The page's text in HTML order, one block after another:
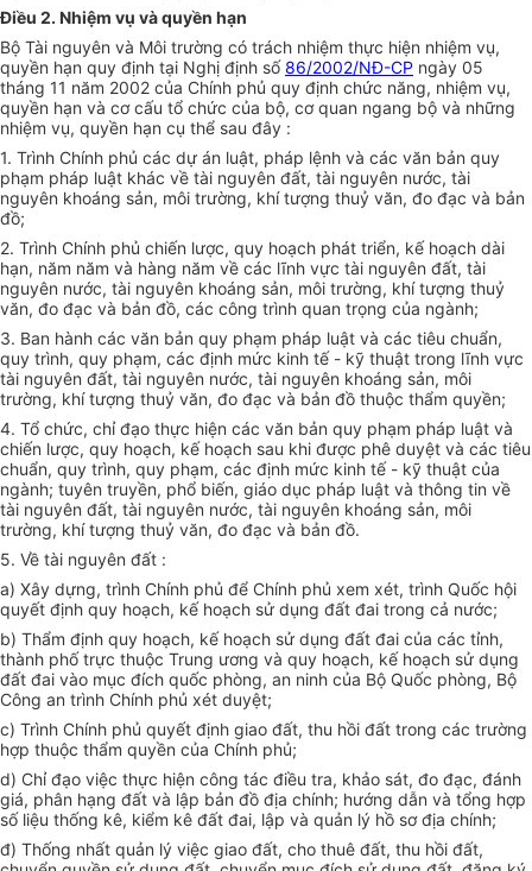
Điều 2. Nhiệm vụ và quyền hạn
Bộ Tài nguyên và Môi trường có trách nhiệm thực hiện nhiệm vụ,
quyền hạn quy định tại Nghị định số86/2002/NĐ-CP ngày 05
tháng 11 năm 2002 của Chính phủ quy định chức năng, nhiệm vụ,
quyền hạn và cơ cấu tổ chức của bộ, cơ quan ngang bộ và những
nhiệm vụ, quyền hạn cụ thể sau đây :
1. Trình Chính phủ các dự án luật, pháp lệnh và các văn bản quy
phạm pháp luật khác về tài nguyên đất, tài nguyên nước, tài
nguyên khoáng sản, môi trường, khí tượng thuỷ văn, đo đạc và bản
đồ;
2. Trình Chính phủ chiến lược, quy hoạch phát triển, kế hoạch dài
hạn, năm năm và hàng năm về các lĩnh vực tài nguyên đất, tài
nguyên nước, tài nguyên khoáng sản, môi trường, khí tượng thuỷ
văn, đo đạc và bản đồ, các công trình quan trọng của ngành;
3. Ban hành các văn bản quy phạm pháp luật và các tiêu chuẩn,
quy trình, quy phạm, các định mức kinh tế - kỹ thuật trong lĩnh vực
tài nguyên đất, tài nguyên nước, tài nguyên khoáng sản, môi
trường, khí tượng thuỷ văn, đo đạc và bản đồ thuộc thẩm quyền;
4. Tổ chức, chỉ đạo thực hiện các văn bản quy phạm pháp luật và
chiến lược, quy hoạch, kế hoạch sau khi được phê duyệt và các tiêu
chuẩn, quy trình, quy phạm, các định mức kinh tế - kỹ thuật của
ngành; tuyên truyền, phổ biến, giáo dục pháp luật và thông tin về
tài nguyên đất, tài nguyên nước, tài nguyên khoáng sản, môi
trường, khí tượng thuỷ văn, đo đạc và bản đồ.
5. Về tài nguyên đất :
a) Xây dựng, trình Chính phủ để Chính phủ xem xét, trình Quốc hội
quyết định quy hoạch, kế hoạch sử dụng đất đai trong cả nước;
b) Thẩm định quy hoạch, kế hoạch sử dụng đất đai của các tỉnh,
thành phố trực thuộc Trung ương và quy hoạch, kế hoạch sử dụng
đất đai vào mục đích quốc phòng, an ninh của Bộ Quốc phòng, Bộ
Công an trình Chính phủ xét duyệt;
c) Trình Chính phủ quyết định giao đất, thu hồi đất trong các trường
hợp thuộc thẩm quyền của Chính phủ;
d) Chỉ đạo việc thực hiện công tác điều tra, khảo sát, đo đạc, đánh
giá, phân hạng đất và lập bản đồ địa chính; hướng dẫn và tổng hợp
số liệu thống kê, kiểm kê đất đai, lập và quản lý hồ sơ địa chính;
đ) Thống nhất quản lý việc giao đất, cho thuê đất, thu hồi đất,